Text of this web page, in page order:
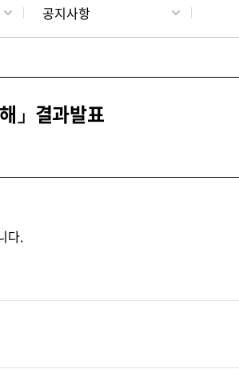
공지사항
」결과발표
다.